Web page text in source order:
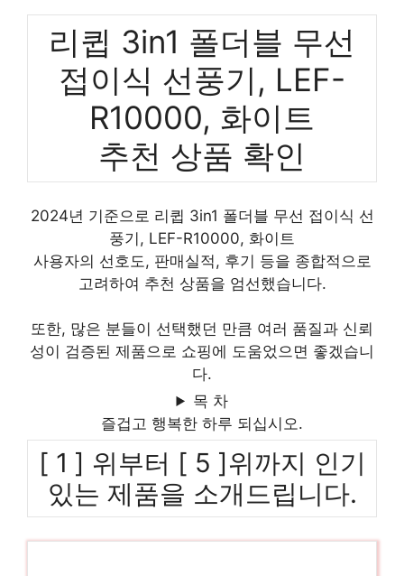
리큅 3in1 폴더블 무선
접이식 선풍기, LEF-
R10000, 화이트
추천 상품 확인
2024년 기준으로 리큅 3in1 폴더블 무선 접이식 선
풍기, LEF-R10000, 화이트
사용자의 선호도, 판매실적, 후기 등을 종합적으로
고려하여 추천 상품을 엄선했습니다.
또한, 많은 분들이 선택했던 만큼 여러 품질과 신뢰
성이 검증된 제품으로 쇼핑에 도움었으면 좋겠습니
다.
목 차
즐겁고 행복한 하루 되십시오.
[ 1 ] 위부터 [ 5 ]위까지 인기
있는 제품을 소개드립니다.